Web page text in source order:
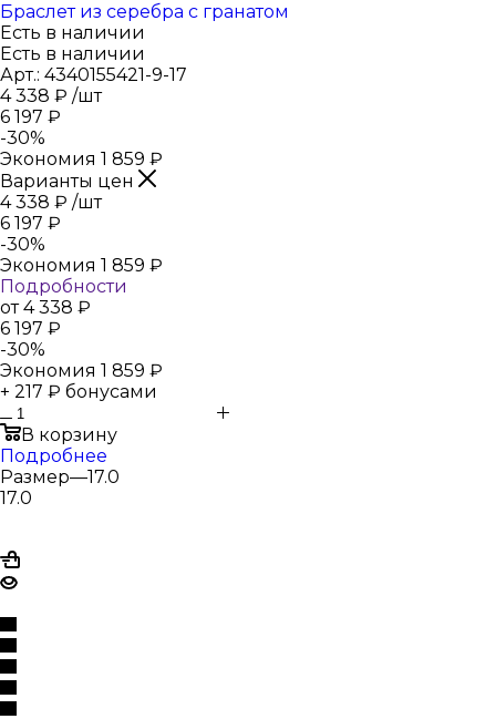
Браслет из серебра с гранатом
Есть в наличии
Есть в наличии
Арт.: 4340155421-9-17
4 338 ₽ /шт
6 197 ₽
-30%
Экономия 1 859 ₽
Варианты цен
4 338 ₽ /шт
6 197 ₽
-30%
Экономия 1 859 ₽
Подробности
от4 338 ₽
6 197 ₽
-30%
Экономия 1 859 ₽
+ 217 ₽ бонусами
В корзину
Подробнее
Размер—17.0
17.0